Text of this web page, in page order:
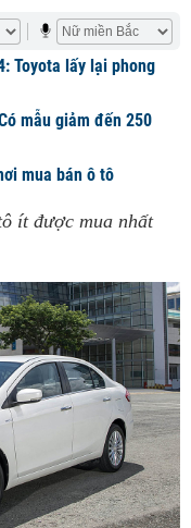
Toyota lấy lại phong
mẫu giảm đến 250
mua bán ô tô
ít được mua nhất